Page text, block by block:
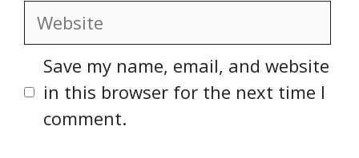
Website
Save my name, email, and website
in this browser for the next time I
comment.